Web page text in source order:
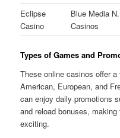
Eclipse
Casino
Blue Media
Casinos
Types of Games and
These online casinos offer
American, European, and
can enjoy daily promotions
and reload bonuses,
exciting.